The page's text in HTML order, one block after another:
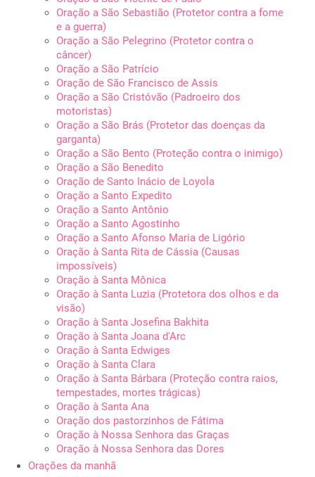
Oração a São Sebastião (Protetor contra a fome
e a guerra)
Oração a São Pelegrino (Protetor contra o
câncer)
Oração a São Patrício
Oração de São Francisco de Assis
Oração a São Cristóvão (Padroeiro dos
motoristas)
Oração a São Brás (Protetor das doenças da
garganta)
Oração a São Bento (Proteção contra o inimigo)
Oração a São Benedito
Oração de Santo Inácio de Loyola
Oração a Santo Expedito
Oração a Santo Antônio
Oração a Santo Agostinho
Oração a Santo Afonso Maria de Ligório
Oração à Santa Rita de Cássia (Causas
impossíveis)
Oração à Santa Mônica
Oração à Santa Luzia (Protetora dos olhos e da
visão)
Oração à Santa Josefina Bakhita
Oração à Santa Joana d'Arc
Oração à Santa Edwiges
Oração à Santa Clara
Oração à Santa Bárbara (Proteção contra raios,
tempestades, mortes trágicas)
Oração à Santa Ana
Oração dos pastorzinhos de Fátima
Oração à Nossa Senhora das Graças
Oração à Nossa Senhora das Dores
Orações da manhã